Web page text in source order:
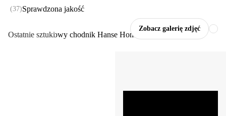
Zobacz galerię zdjęć
Ostatnie sztuki
(37)Sprawdzona jakość